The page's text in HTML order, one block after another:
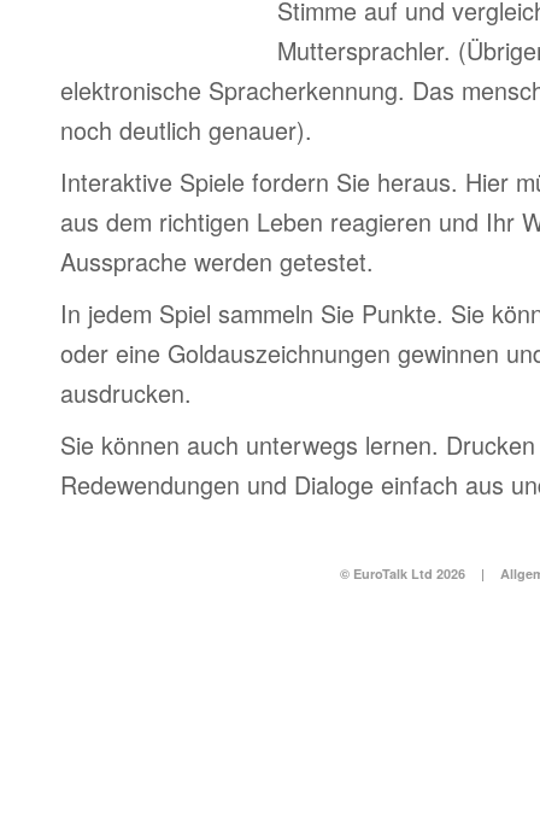
Stimme auf und
Muttersprachler.
elektronische Spracherkennung. Das
noch deutlich genauer).
Interaktive Spiele fordern Sie heraus. Hier
aus dem richtigen Leben reagieren und Ihr
Aussprache werden getestet.
In jedem Spiel sammeln Sie Punkte. Sie
oder eine Goldauszeichnungen gewinnen
ausdrucken.
Sie können auch unterwegs lernen.
Redewendungen und Dialoge einfach aus
© EuroTalk Ltd 2026 |